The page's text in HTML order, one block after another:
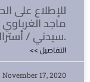
للإطلاع على
ماجد
سيدني / أستراليا.
<< التفاصيل
November 17, 2020